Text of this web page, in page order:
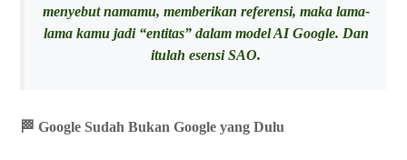
menyebut namamu, memberikan referensi, maka lama-
lama kamu jadi “entitas” dalam model AI Google. Dan
itulah esensi SAO.
🏁 Google Sudah Bukan Google yang Dulu